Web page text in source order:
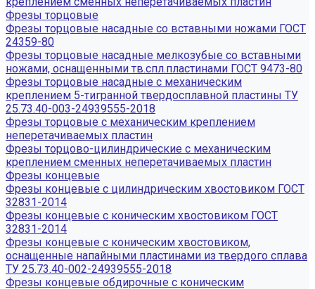
Фрезы торцовые
Фрезы торцовые насадные со вставными ножами ГОСТ
24359-80
Фрезы торцовые насадные мелкозубые со вставными
ножами, оснащенными тв.спл.пластинами ГОСТ 9473-80
Фрезы торцовые насадные с механическим
креплением 5-тигранной твердосплавной пластины ТУ
25.73.40-003-24939555-2018
Фрезы торцовые с механическим креплением
неперетачиваемых пластин
Фрезы торцово-цилиндрические с механическим
креплением сменных неперетачиваемых пластин
Фрезы концевые
Фрезы концевые с цилиндрическим хвостовиком ГОСТ
32831-2014
Фрезы концевые с коническим хвостовиком ГОСТ
32831-2014
Фрезы концевые с коническим хвостовиком,
оснащенные напайными пластинами из твердого сплава
ТУ 25.73.40-002-24939555-2018
Фрезы концевые обдирочные с коническим